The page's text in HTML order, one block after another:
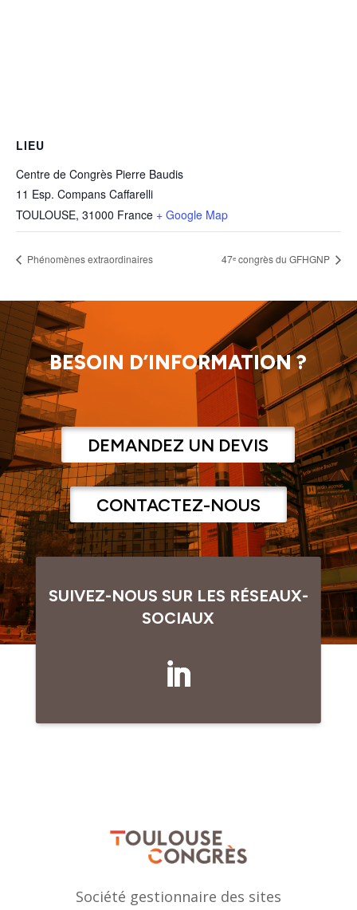
LIEU
Centre de Congrès Pierre Baudis
11 Esp. Compans Caffarelli
TOULOUSE, 31000 France + Google Map
Phénomènes extraordinaires 47ᵉ congrès du GFHGNP
BESOIN D’INFORMATION ?
DEMANDEZ UN DEVIS
CONTACTEZ-NOUS
SUIVEZ-NOUS SUR LES RÉSEAUX-
SOCIAUX
Société gestionnaire des sites